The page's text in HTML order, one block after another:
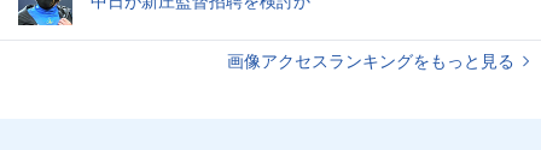
画像アクセスランキングをもっと見る